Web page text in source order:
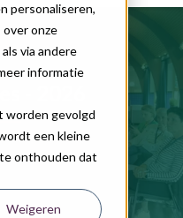
personaliseren,
onze
via andere
informatie
worden gevolgd
een kleine
onthouden dat
Weigeren
- 2026